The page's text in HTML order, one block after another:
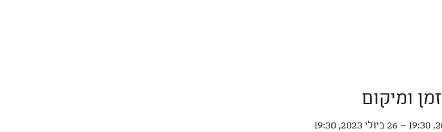
זמן ומיקום